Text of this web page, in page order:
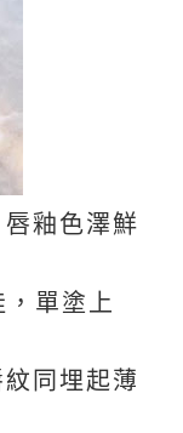
唇釉色澤鮮
，單塗上
同埋起薄